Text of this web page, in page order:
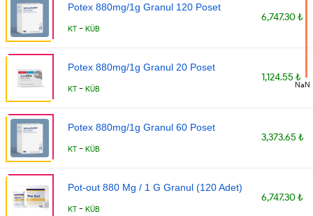
Potex 880mg/1g Granul 120 Poset
KT - KÜB
6,747.30 ₺
Potex 880mg/1g Granul 20 Poset
KT - KÜB
1,124.55 ₺
Potex 880mg/1g Granul 60 Poset
KT - KÜB
3,373.65 ₺
Pot-out 880 Mg / 1 G Granul (120 Adet)
KT - KÜB
6,747.30 ₺
NaN